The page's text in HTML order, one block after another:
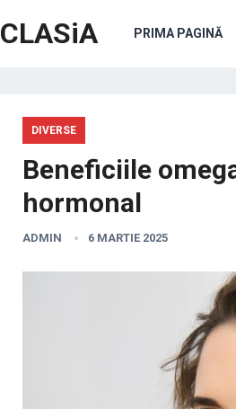
CLASiA PRIMA PAGINĂ
DIVERSE
Beneficiile
hormonal
ADMIN 6 MARTIE 2025